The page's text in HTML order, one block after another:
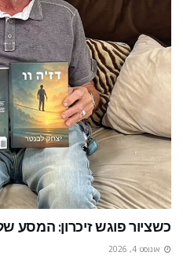
כשציור פוגש זיכרון: המסע
אוגוסט 4, 2026